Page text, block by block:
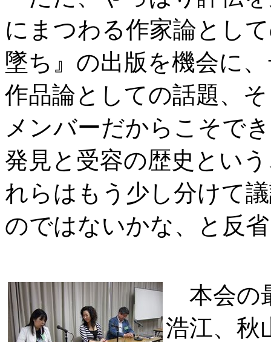
にまつわる作家論とし
墜ち』の出版を機会に
作品論としての話題、
メンバーだからこそで
発見と受容の歴史とい
れらはもう少し分けて
のではないかな、と反
本会の
浩江、秋